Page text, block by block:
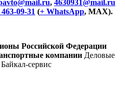
, 4630931@mail.ru
09-31 (+ WhatsApp, MAX).
Российской Федерации
компанииДеловые
сервис